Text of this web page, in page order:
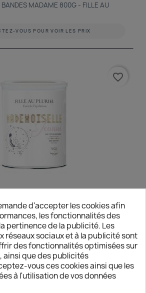
BANDES MADAME 800G - FILLE AU
VOUS POUR VOIR LES PRIX
MADEMOISELLE JEANNE 800G
VOUS POUR VOIR LES PRIX
favorite_border
d'accepter les cookies afin
les fonctionnalités des
pertinence de la publicité. Les
réseaux sociaux et à la publicité sont
des fonctionnalités optimisées sur
ainsi que des publicités
vous ces cookies ainsi que les
à l'utilisation de vos données